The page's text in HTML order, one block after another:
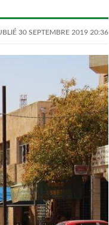
30 SEPTEMBRE 2019 20:36